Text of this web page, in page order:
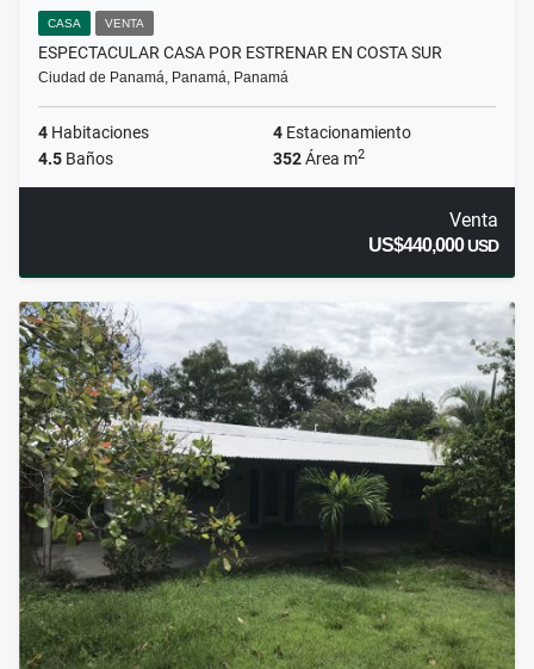
CASA VENTA
ESPECTACULAR CASA POR ESTRENAR EN COSTA SUR
Ciudad de Panamá, Panamá, Panamá
4 Habitaciones 4 Estacionamiento
4.5 Baños 352Área m2
Venta
US$440,000USD